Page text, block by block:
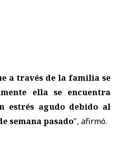
a través de la familia se
ella se encuentra
estrés agudo debido al
semana pasado", afirmó.